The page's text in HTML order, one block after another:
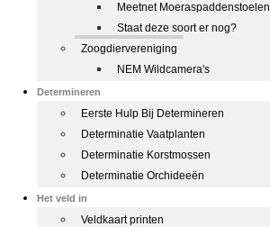
Meetnet Moeraspaddenstoelen
Staat deze soort er nog?
Zoogdiervereniging
NEM Wildcamera's
Determineren
Eerste Hulp Bij Determineren
Determinatie Vaatplanten
Determinatie Korstmossen
Determinatie Orchideeën
Het veld in
Veldkaart printen